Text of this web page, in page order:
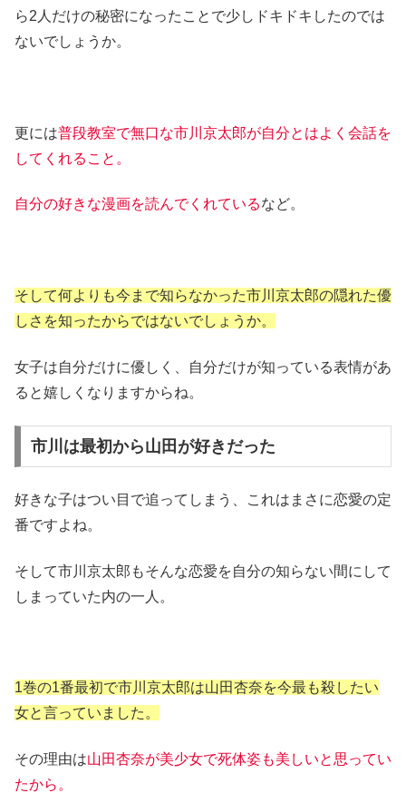
ら2人だけの秘密になったことで少しドキドキしたのでは
ないでしょうか。
更には普段教室で無口な市川京太郎が自分とはよく会話を
してくれること。
自分の好きな漫画を読んでくれているなど。
そして何よりも今まで知らなかった市川京太郎の隠れた優
しさを知ったからではないでしょうか。
女子は自分だけに優しく、自分だけが知っている表情があ
ると嬉しくなりますからね。
市川は最初から山田が好きだった
好きな子はつい目で追ってしまう、これはまさに恋愛の定
番ですよね。
そして市川京太郎もそんな恋愛を自分の知らない間にして
しまっていた内の一人。
1巻の1番最初で市川京太郎は山田杏奈を今最も殺したい
女と言っていました。
その理由は山田杏奈が美少女で死体姿も美しいと思ってい
たから。